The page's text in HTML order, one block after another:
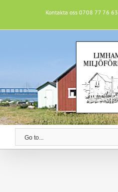
content
Kontakta oss 0708 77 76 63
Go to...